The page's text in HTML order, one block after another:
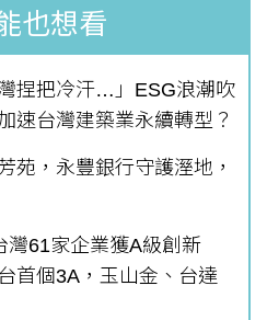
也想看
捏把冷汗…」ESG浪潮吹
速台灣建築業永續轉型？
苑，永豐銀行守護溼地，
灣61家企業獲A級創新
首個3A，玉山金、台達